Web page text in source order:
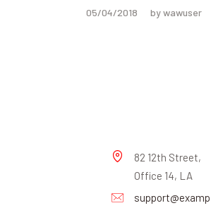
05/04/2018 by wawuser
82 12th Street,
Office 14, LA
support@examp